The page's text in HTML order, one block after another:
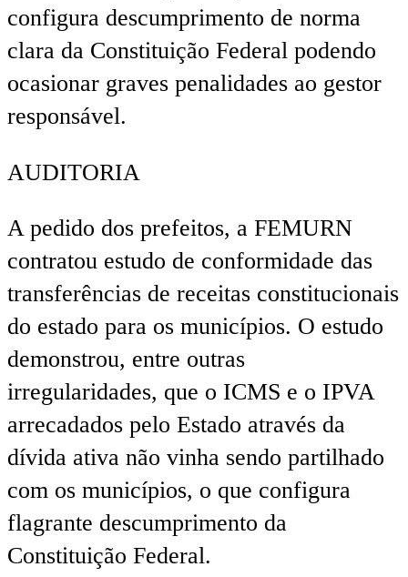
configura descumprimento de norma
clara da Constituição Federal podendo
ocasionar graves penalidades ao gestor
responsável.
AUDITORIA
A pedido dos prefeitos, a FEMURN
contratou estudo de conformidade das
transferências de receitas constitucionais
do estado para os municípios. O estudo
demonstrou, entre outras
irregularidades, que o ICMS e o IPVA
arrecadados pelo Estado através da
dívida ativa não vinha sendo partilhado
com os municípios, o que configura
flagrante descumprimento da
Constituição Federal.